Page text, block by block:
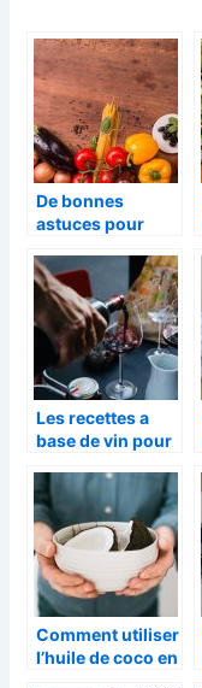
De bonnes
astuces pour
rapidement
possible
Les recettes a
base de vin pour
Comment utiliser
l’huile de coco en